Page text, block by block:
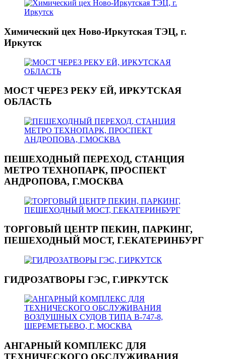
Химический цех Ново-Иркутская ТЭЦ, г.
Иркутск
МОСТ ЧЕРЕЗ РЕКУ ЕЙ, ИРКУТСКАЯ
ОБЛАСТЬ
ПЕШЕХОДНЫЙ ПЕРЕХОД, СТАНЦИЯ
МЕТРО ТЕХНОПАРК, ПРОСПЕКТ
АНДРОПОВА, Г.МОСКВА
ТОРГОВЫЙ ЦЕНТР ПЕКИН, ПАРКИНГ,
ПЕШЕХОДНЫЙ МОСТ, Г.ЕКАТЕРИНБУРГ
ГИДРОЗАТВОРЫ ГЭС, Г.ИРКУТСК
АНГАРНЫЙ КОМПЛЕКС ДЛЯ
ТЕХНИЧЕСКОГО ОБСЛУЖИВАНИЯ